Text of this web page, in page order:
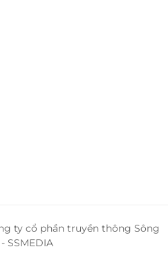
ty cổ phần truyền thông Sông
SSMEDIA